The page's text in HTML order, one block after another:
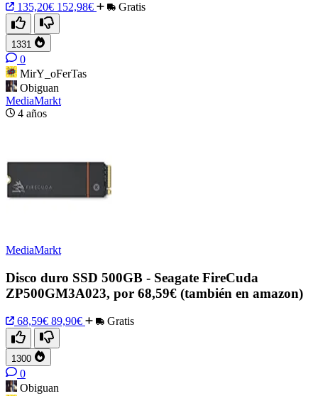
135,20€ 152,98€ Gratis
1331
0
MirY_oFerTas
Obiguan
MediaMarkt
4 años
MediaMarkt
Disco duro SSD 500GB - Seagate FireCuda
ZP500GM3A023, por 68,59€ (también en amazon)
68,59€ 89,90€ Gratis
1300
0
Obiguan